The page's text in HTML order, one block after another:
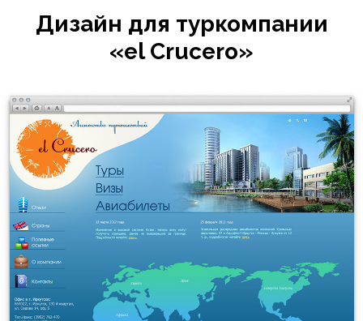
Дизайн для туркомпании
«el Crucero»